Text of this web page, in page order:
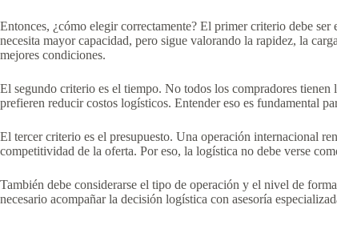
Entonces, ¿cómo elegir correctamente? El primer criterio debe
necesita mayor capacidad, pero sigue valorando la rapidez, la
mejores condiciones.
El segundo criterio es el tiempo. No todos los compradores
prefieren reducir costos logísticos. Entender eso es fundamental
El tercer criterio es el presupuesto. Una operación internacional
competitividad de la oferta. Por eso, la logística no debe verse
También debe considerarse el tipo de operación y el nivel de
necesario acompañar la decisión logística con asesoría